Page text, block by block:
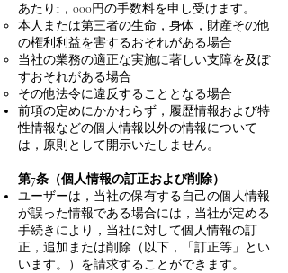
あたり1，000円の手数料を申し受けます。
本人または第三者の生命，身体，財産その他
の権利利益を害するおそれがある場合
当社の業務の適正な実施に著しい支障を及ぼ
すおそれがある場合
その他法令に違反することとなる場合
前項の定めにかかわらず，履歴情報および特
性情報などの個人情報以外の情報について
は，原則として開示いたしません。
第7条（個人情報の訂正および削除）
ユーザーは，当社の保有する自己の個人情報
が誤った情報である場合には，当社が定める
手続きにより，当社に対して個人情報の訂
正，追加または削除（以下，「訂正等」とい
います。）を請求することができます。